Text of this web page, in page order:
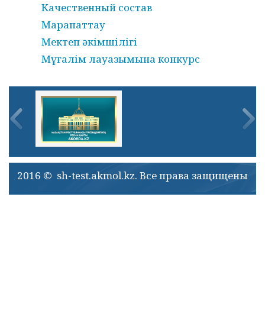
Качественный состав
Марапаттау
Мектеп әкімшілігі
Мұғалім лауазымына конкурс
2016 © sh-test.akmol.kz. Все права защищены